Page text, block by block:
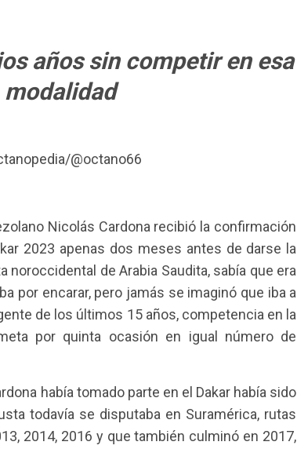
años sin competir en esa
modalidad
@octano66
Nicolás Cardona recibió la confirmación
2023 apenas dos meses antes de darse la
noroccidental de Arabia Saudita, sabía que era
por encarar, pero jamás se imaginó que iba a
de los últimos 15 años, competencia en la
por quinta ocasión en igual número de
había tomado parte en el Dakar había sido
todavía se disputaba en Suramérica, rutas
2014, 2016 y que también culminó en 2017,